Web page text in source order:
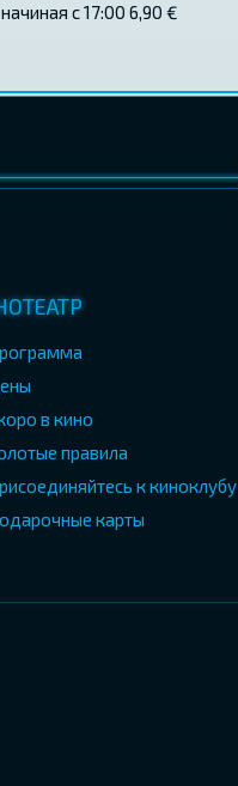
с 17:00 6,90 €
в кино
правила
к киноклубу
карты